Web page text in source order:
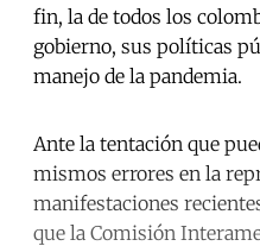
fin, la de todos los
gobierno, sus políticas
manejo de la pandemia.
Ante la tentación que
mismos errores en la
manifestaciones
que la Comisión